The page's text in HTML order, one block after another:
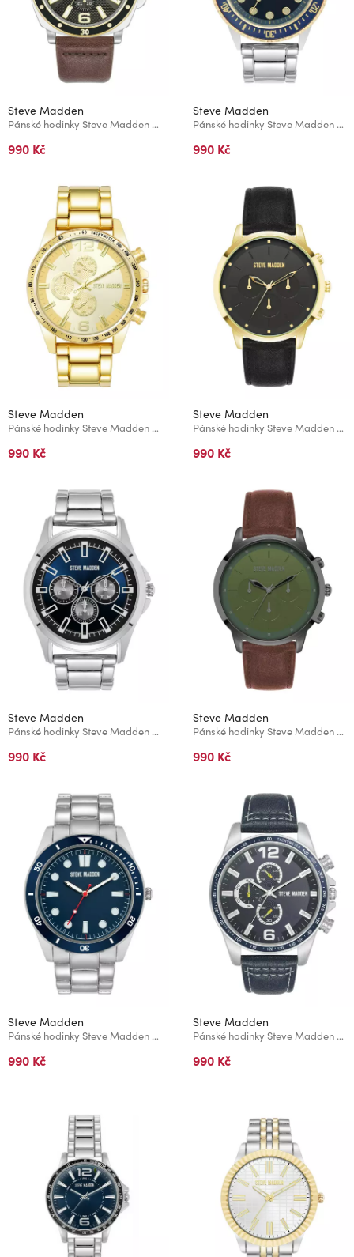
Steve Madden
Pánské hodinky Steve Madden SM/9117GYTT
990 Kč
Steve Madden
Pánské hodinky Steve Madden SM/9102BLSV
990 Kč
Steve Madden
Pánské hodinky Steve Madden SM/9101CHGP
990 Kč
Steve Madden
Pánské hodinky Steve Madden SM/9116BKGP
990 Kč
Steve Madden
Pánské hodinky Steve Madden SM/9128NVSV
990 Kč
Steve Madden
Pánské hodinky Steve Madden SM/9116GRDG
990 Kč
Steve Madden
Pánské hodinky Steve Madden SM/9115NVSV
990 Kč
Steve Madden
Pánské hodinky Steve Madden SM/9111NVSV
990 Kč